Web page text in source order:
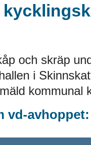
och skräp
i
kommunal
vd-